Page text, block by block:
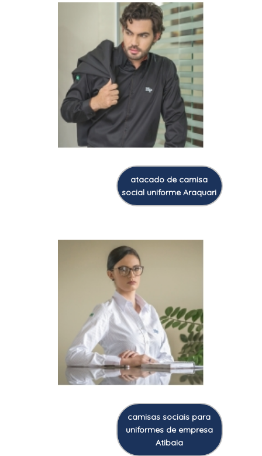
atacado de camisa
social uniforme Araquari
camisas sociais para
uniformes de empresa
Atibaia